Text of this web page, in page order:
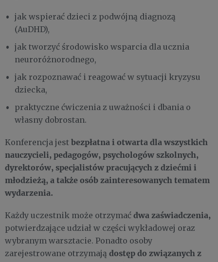
jak wspierać dzieci z podwójną diagnozą
(AuDHD),
jak tworzyć środowisko wsparcia dla ucznia
neuroróżnorodnego,
jak rozpoznawać i reagować w sytuacji kryzysu
dziecka,
praktyczne ćwiczenia z uważności i dbania o
własny dobrostan.
Konferencja jest bezpłatna i otwarta dla wszystkich
nauczycieli, pedagogów, psychologów szkolnych,
dyrektorów, specjalistów pracujących z dziećmi i
młodzieżą, a także osób zainteresowanych tematem
wydarzenia.
Każdy uczestnik może otrzymać dwa zaświadczenia,
potwierdzające udział w części wykładowej oraz
wybranym warsztacie. Ponadto osoby
zarejestrowane otrzymają dostęp do związanych z